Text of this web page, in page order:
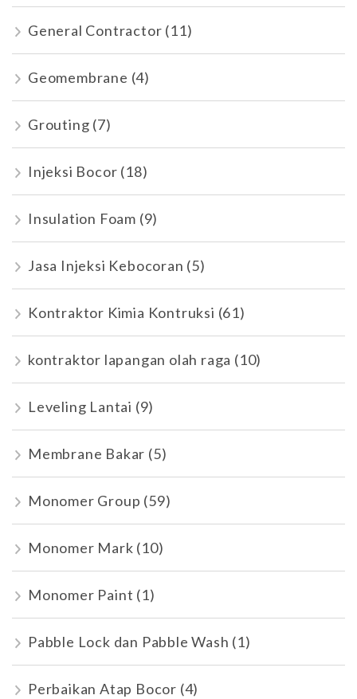
General Contractor (11)
Geomembrane (4)
Grouting (7)
Injeksi Bocor (18)
Insulation Foam (9)
Jasa Injeksi Kebocoran (5)
Kontraktor Kimia Kontruksi (61)
kontraktor lapangan olah raga (10)
Leveling Lantai (9)
Membrane Bakar (5)
Monomer Group (59)
Monomer Mark (10)
Monomer Paint (1)
Pabble Lock dan Pabble Wash (1)
Perbaikan Atap Bocor (4)